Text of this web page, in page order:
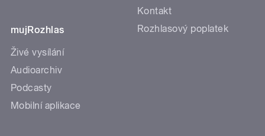
mujRozhlas
Živé vysílání
Audioarchiv
Podcasty
Mobilní aplikace
Kontakt
Rozhlasový poplatek